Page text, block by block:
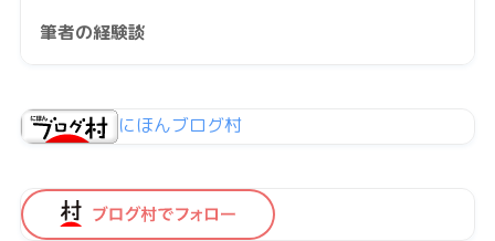
筆者の経験談
にほんブログ村